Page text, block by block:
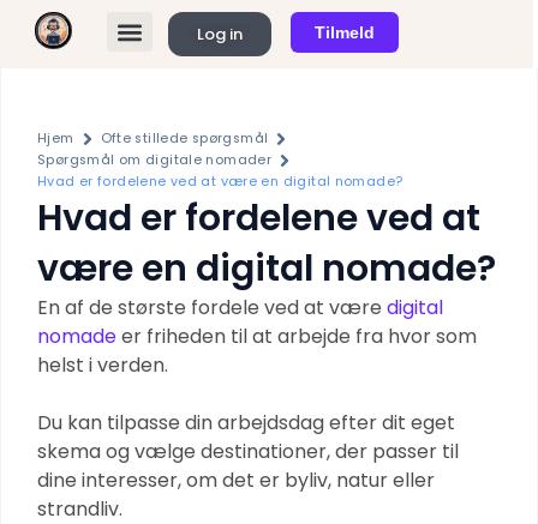
Log in Tilmeld
Hjem
Ofte stillede spørgsmål
Spørgsmål om digitale nomader
Hvad er fordelene ved at være en digital nomade?
Hvad er fordelene ved at
være en digital nomade?
En af de største fordele ved at være digital
nomadeer friheden til at arbejde fra hvor som
helst i verden.
Du kan tilpasse din arbejdsdag efter dit eget
skema og vælge destinationer, der passer til
dine interesser, om det er byliv, natur eller
strandliv.